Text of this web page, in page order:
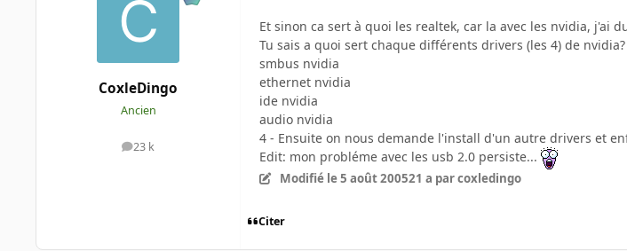
CoxleDingo
Ancien
23 k
messages
Et sinon ca sert à quoi les realtek, car la avec les nvidia, j'ai
Tu sais a quoi sert chaque différents drivers (les 4) de nvidia?
smbus nvidia
ethernet nvidia
ide nvidia
audio nvidia
4 - Ensuite on nous demande l'install d'un autre drivers et
Edit: mon probléme avec les usb 2.0 persiste...
Modifié le 5 août 200521 a par coxledingo
Citer